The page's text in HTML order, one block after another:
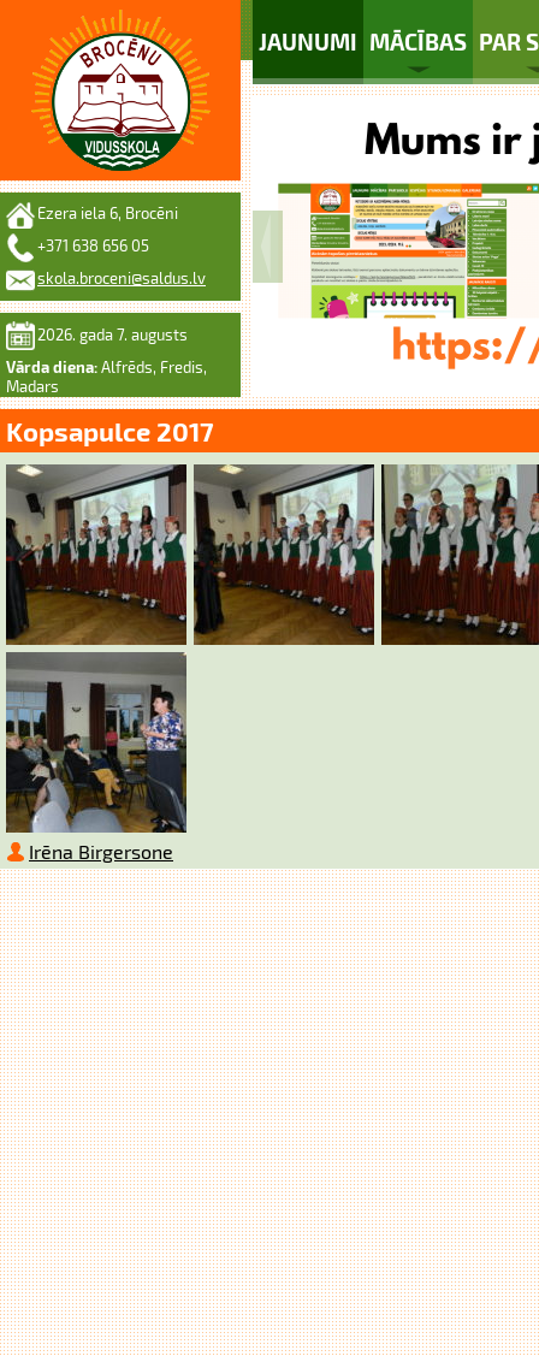
JAUNUMI MĀCĪBAS PAR
Ezera iela 6, Brocēni
+371 638 656 05
skola.broceni@saldus.lv
2026. gada 7. augusts
Vārda diena: Alfrēds, Fredis,
Madars
Kopsapulce 2017
Irēna Birgersone